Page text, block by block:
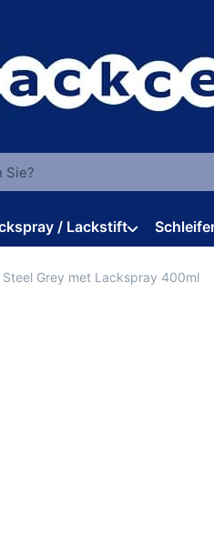
ein. Während Sie
/ Lackstift
Grey met Lackspray 400ml